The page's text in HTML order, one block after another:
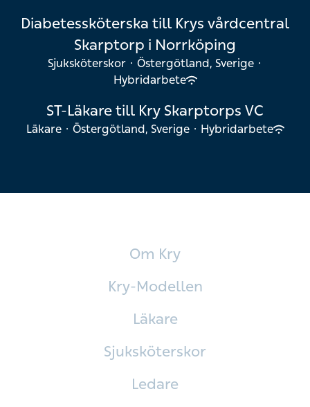
Diabetessköterska till Krys vårdcentral
Skarptorp i Norrköping
Sjuksköterskor · Östergötland, Sverige ·
Hybridarbete
ST-Läkare till Kry Skarptorps VC
Läkare · Östergötland, Sverige · Hybridarbete
Om Kry
Kry-Modellen
Läkare
Sjuksköterskor
Ledare